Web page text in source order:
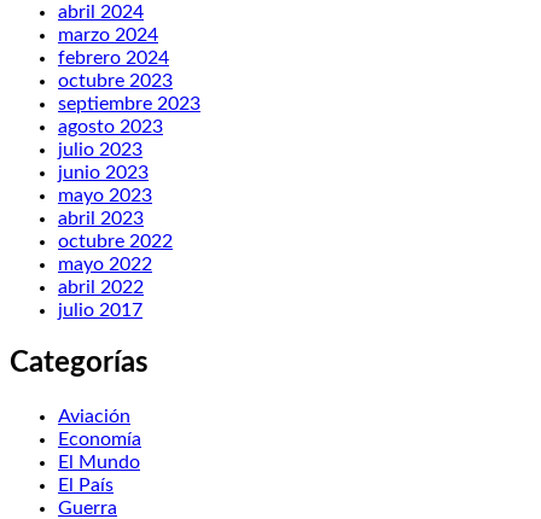
abril 2024
marzo 2024
febrero 2024
octubre 2023
septiembre 2023
agosto 2023
julio 2023
junio 2023
mayo 2023
abril 2023
octubre 2022
mayo 2022
abril 2022
julio 2017
Categorías
Aviación
Economía
El Mundo
El País
Guerra